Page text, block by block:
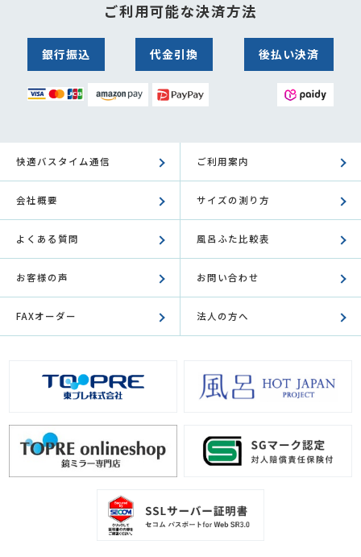
ご利用可能な決済方法
銀行振込 代金引換 後払い決済
快適バスタイム通信 ご利用案内
会社概要 サイズの測り方
よくある質問 風呂ふた比較表
お客様の声 お問い合わせ
FAXオーダー 法人の方へ